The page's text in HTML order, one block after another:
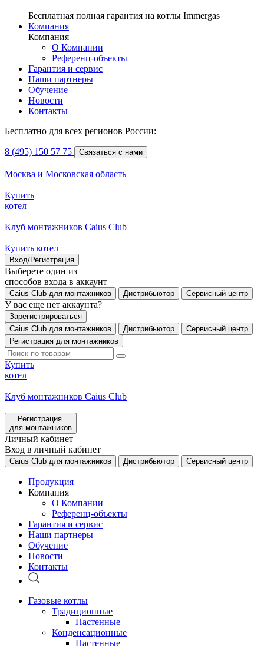
Бесплатная полная гарантия на котлы Immergas
Компания
Компания
О Компании
Референц-объекты
Гарантия и сервис
Наши партнеры
Обучение
Новости
Контакты
Бесплатно для всех регионов России:
8 (495) 150 57 75 Связаться с нами
Москва и Московская область
Купить
котел
Клуб монтажников Caius Club
Купить котел
Вход/Регистрация
Выберете один из
способов входа в аккаунт
Caius Club для монтажников Дистрибьютор Сервисный центр
У вас еще нет аккаунта?
Зарегистрироваться
Caius Club для монтажников
Дистрибьютор
Сервисный центр
Регистрация для монтажников
Купить
котел
Клуб монтажников Caius Club
Регистрация
для монтажников
Личный кабинет
Вход в личный кабинет
Caius Club для монтажников Дистрибьютор Сервисный центр
Продукция
Компания
О Компании
Референц-объекты
Гарантия и сервис
Наши партнеры
Обучение
Новости
Контакты
Газовые котлы
Традиционные
Настенные
Конденсационные
Настенные